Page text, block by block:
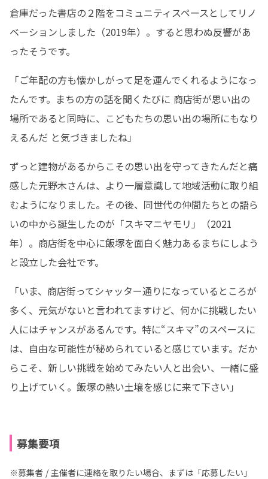
倉庫だった書店の２階をコミュニティスペースとしてリノ
ベーションしました（2019年）。すると思わぬ反響があ
ったそうです。
「ご年配の方も懐かしがって足を運んでくれるようになっ
たんです。まちの方の話を聞くたびに 商店街が思い出の
場所であると同時に、こどもたちの思い出の場所にもなり
えるんだ と気づきましたね」
ずっと建物があるからこその思い出を守ってきたんだと痛
感した元野木さんは、より一層意識して地域活動に取り組
むようになりました。その後、同世代の仲間たちとの語ら
いの中から誕生したのが「スキマニヤモリ」（2021
年）。商店街を中心に飯塚を面白く魅力あるまちにしよう
と設立した会社です。
「いま、商店街ってシャッター通りになっているところが
多く、元気がないと言われてますけど、何かに挑戦したい
人にはチャンスがあるんです。特に“スキマ”のスペースに
は、自由な可能性が秘められていると感じています。だか
らこそ、新しい挑戦を始めてみたい人と出会い、一緒に盛
り上げていく。飯塚の熱い土壌を感じに来て下さい」
募集要項
※募集者 / 主催者に連絡を取りたい場合、まずは「応募したい」